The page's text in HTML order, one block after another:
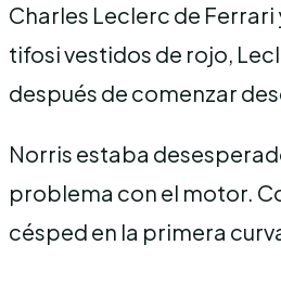
Charles Leclerc de
tifosi vestidos de rojo,
después de comenzar
Norris estaba
problema con el motor.
césped en la primera